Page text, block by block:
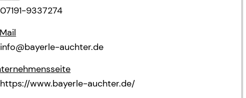
07191-9337274
info@bayerle-auchter.de
https://www.bayerle-auchter.de/